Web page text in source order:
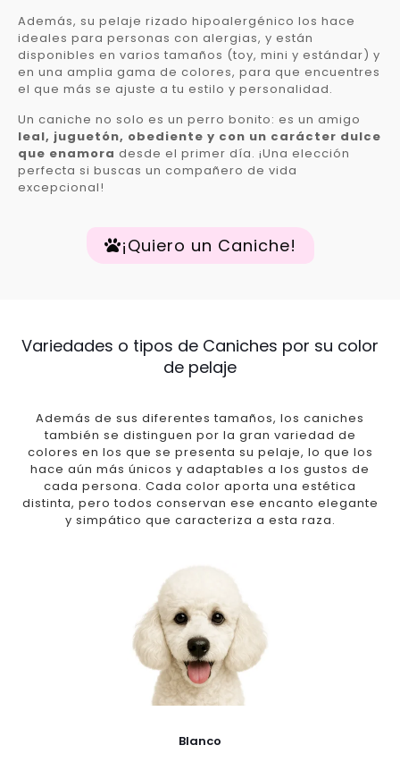
Además, su pelaje rizado hipoalergénico los hace
ideales para personas con alergias, y están
disponibles en varios tamaños (toy, mini y estándar) y
en una amplia gama de colores, para que encuentres
el que más se ajuste a tu estilo y personalidad.
Un caniche no solo es un perro bonito: es un amigo
leal, juguetón, obediente y con un carácter dulce
que enamora desde el primer día. ¡Una elección
perfecta si buscas un compañero de vida
excepcional!
¡Quiero un Caniche!
Variedades o tipos de Caniches por su color
de pelaje
Además de sus diferentes tamaños, los caniches
también se distinguen por la gran variedad de
colores en los que se presenta su pelaje, lo que los
hace aún más únicos y adaptables a los gustos de
cada persona. Cada color aporta una estética
distinta, pero todos conservan ese encanto elegante
y simpático que caracteriza a esta raza.
Blanco